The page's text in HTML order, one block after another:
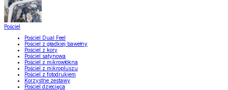
Pościel
Pościel Dual Feel
Pościel z gładkiej bawełny
Pościel z kory
Pościel satynowa
Pościel z mikrowłókna
Pościel z mikropluszu
Pościel z fotodrukiem
Korzystne zestawy
Pościel dziecięca